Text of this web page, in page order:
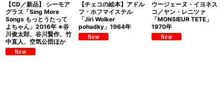
【CD／新品】 シーモア
グラス「Sing More
Songs もっとうたって
よちゃん」2016年 ※谷
川俊太郎、谷川賢作、竹
中直人、空気公団ほか
【チェコの絵本】アドル
フ・ホフマイステル
「Jiri Wolker
pohadky」1964年
ウージェーヌ・イヨネス
コ／ヤン・レニツァ
「MONSIEUR TETE」
1970年